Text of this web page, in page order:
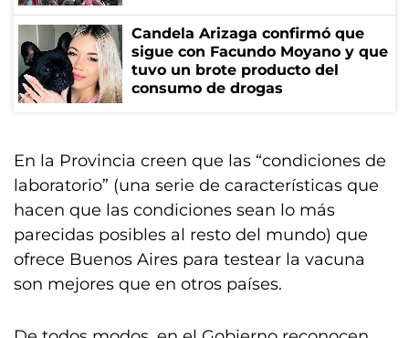
Candela Arizaga confirmó que
sigue con Facundo Moyano y que
tuvo un brote producto del
consumo de drogas
En la Provincia creen que las “condiciones de
laboratorio” (una serie de características que
hacen que las condiciones sean lo más
parecidas posibles al resto del mundo) que
ofrece Buenos Aires para testear la vacuna
son mejores que en otros países.